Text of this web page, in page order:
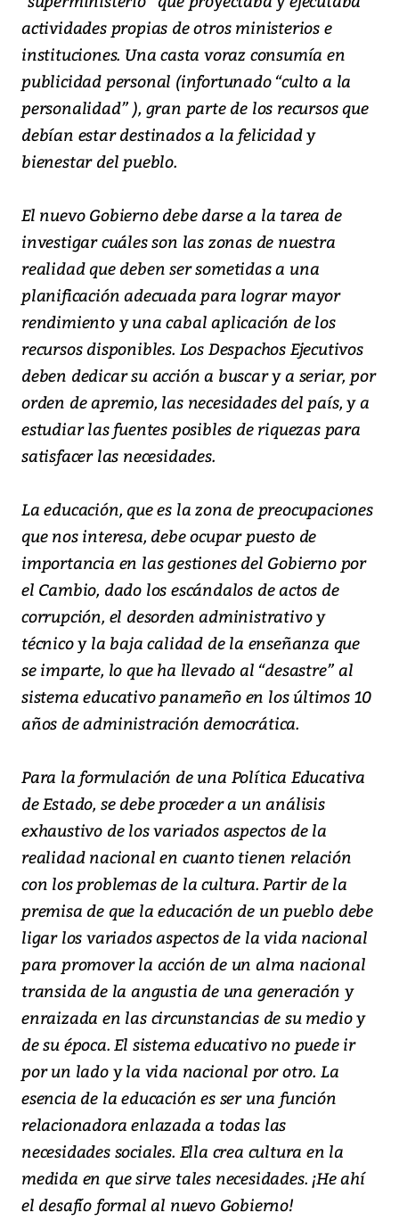
actividades propias de otros ministerios e
instituciones. Una casta voraz consumía en
publicidad personal (infortunado “culto a la
personalidad” ), gran parte de los recursos que
debían estar destinados a la felicidad y
bienestar del pueblo.
El nuevo Gobierno debe darse a la tarea de
investigar cuáles son las zonas de nuestra
realidad que deben ser sometidas a una
planificación adecuada para lograr mayor
rendimiento y una cabal aplicación de los
recursos disponibles. Los Despachos Ejecutivos
deben dedicar su acción a buscar y a seriar, por
orden de apremio, las necesidades del país, y a
estudiar las fuentes posibles de riquezas para
satisfacer las necesidades.
La educación, que es la zona de preocupaciones
que nos interesa, debe ocupar puesto de
importancia en las gestiones del Gobierno por
el Cambio, dado los escándalos de actos de
corrupción, el desorden administrativo y
técnico y la baja calidad de la enseñanza que
se imparte, lo que ha llevado al “desastre” al
sistema educativo panameño en los últimos 10
años de administración democrática.
Para la formulación de una Política Educativa
de Estado, se debe proceder a un análisis
exhaustivo de los variados aspectos de la
realidad nacional en cuanto tienen relación
con los problemas de la cultura. Partir de la
premisa de que la educación de un pueblo debe
ligar los variados aspectos de la vida nacional
para promover la acción de un alma nacional
transida de la angustia de una generación y
enraizada en las circunstancias de su medio y
de su época. El sistema educativo no puede ir
por un lado y la vida nacional por otro. La
esencia de la educación es ser una función
relacionadora enlazada a todas las
necesidades sociales. Ella crea cultura en la
medida en que sirve tales necesidades. ¡He ahí
el desafío formal al nuevo Gobierno!